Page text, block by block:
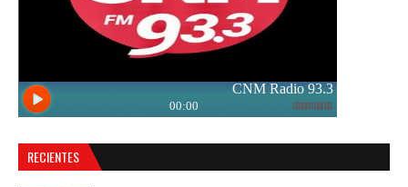
RECIENTES